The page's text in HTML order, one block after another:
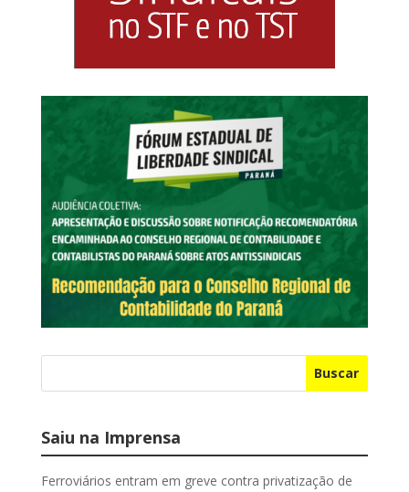
Buscar
Saiu na Imprensa
Ferroviários entram em greve contra privatização de